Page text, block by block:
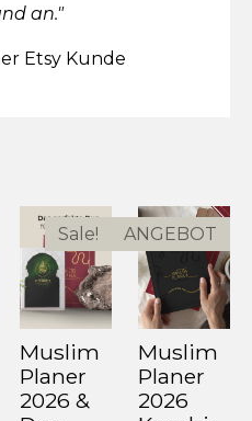
an."
Etsy Kunde
Sale!
Muslim
Planer
2026 &
ANGEBOT
Muslim
Planer
2026